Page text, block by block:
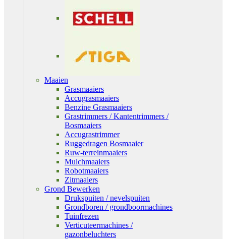
Maaien
Grasmaaiers
Accugrasmaaiers
Benzine Grasmaaiers
Grastrimmers / Kantentrimmers /
Bosmaaiers
Accugrastrimmer
Ruggedragen Bosmaaier
Ruw-terreinmaaiers
Mulchmaaiers
Robotmaaiers
Zitmaaiers
Grond Bewerken
Drukspuiten / nevelspuiten
Grondboren / grondboormachines
Tuinfrezen
Verticuteermachines /
gazonbeluchters